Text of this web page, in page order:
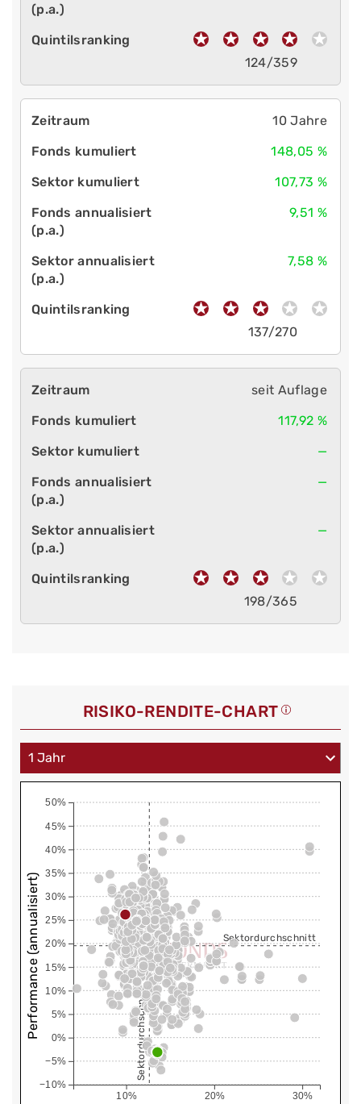
124/359
10 Jahre
148,05 %
107,73 %
9,51 %
7,58 %
137/270
seit Auflage
117,92 %
—
—
—
198/365
RISIKO-RENDITE-CHART
10% 20% 30%
−10%
−5%
0%
5%
10%
15%
20%
25%
30%
35%
40%
45%
50%
Sektordurchschnitt
Sektordurchschnitt
Performance (annualisiert)